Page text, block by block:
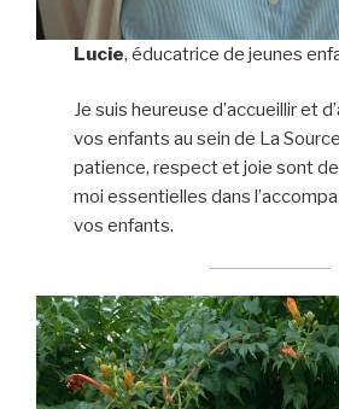
Lucie, éducatrice de jeunes
Je suis heureuse d’accueillir et
vos enfants au sein de La
patience, respect et joie sont
moi essentielles dans
vos enfants.